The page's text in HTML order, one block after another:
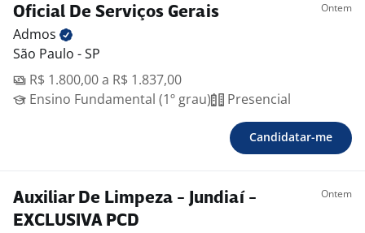
Oficial De Serviços Gerais Ontem
Admos
São Paulo - SP
R$ 1.800,00 a R$ 1.837,00
Ensino Fundamental (1º grau)
Presencial
Candidatar-me
Auxiliar De Limpeza - Jundiaí -
EXCLUSIVA PCD
Ontem